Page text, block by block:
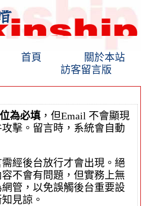
首頁
關於本站
訪客留言版
為必填 ，但Email 不會顯現
擊。留言時，系統會自動
經後台放行才會出現。絕
不會有問題，但實務上無
管，以免誤觸後台重要設
見諒。